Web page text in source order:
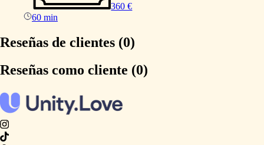
360 €
60 min
Reseñas de clientes (0)
Reseñas como cliente (0)